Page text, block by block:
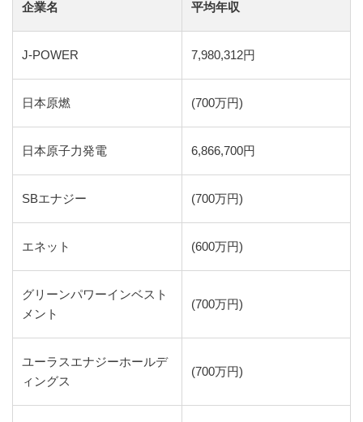
企業名 平均年収
J-POWER 7,980,312円
日本原燃 (700万円)
日本原子力発電 6,866,700円
SBエナジー (700万円)
エネット (600万円)
グリーンパワーインベスト
メント
(700万円)
ユーラスエナジーホールデ
ィングス
(700万円)